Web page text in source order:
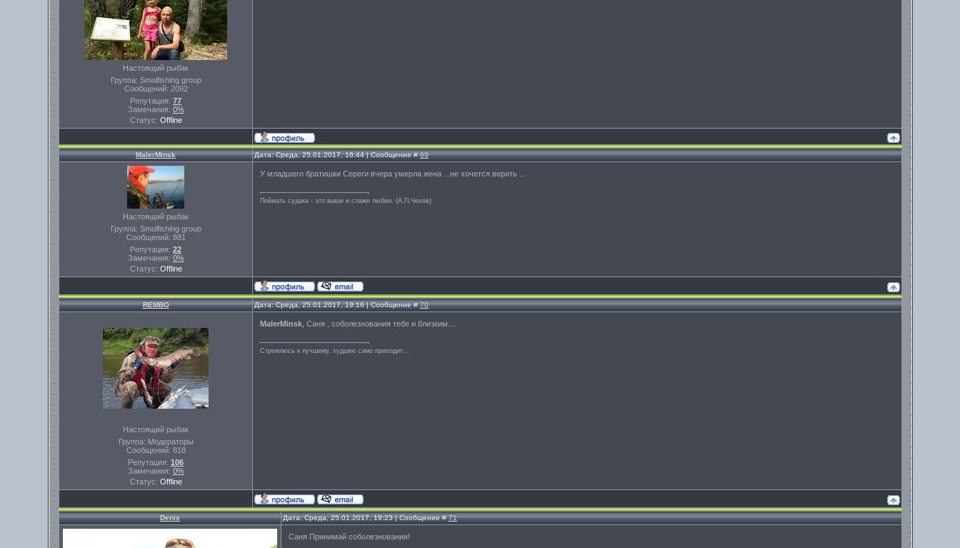
Настоящий рыбак
Группа: Smolfishing group
Сообщений: 2092
Репутация: 77
Замечания: 0%
Статус: Offline
MalerMinsk Дата: Среда, 25.01.2017, 16:44 | Сообщение #69
Настоящий рыбак
Группа: Smolfishing group
Сообщений: 881
Репутация: 22
Замечания: 0%
Статус: Offline
У младшего братишки Сереги вчера умерла жена ...не хочется верить ...
Поймать судака - это выше и слаже любви. (А.П.Чехов)
REMBO Дата: Среда, 25.01.2017, 19:16 | Сообщение #70
Настоящий рыбак
Группа: Модераторы
Сообщений: 818
Репутация: 106
Замечания: 0%
Статус: Offline
MalerMinsk , Саня , соболезнования тебе и близким....
Стремлюсь к лучшему, худшее само приходит....
Denis Дата: Среда, 25.01.2017, 19:23 | Сообщение #71
Саня Принимай соболезнования!